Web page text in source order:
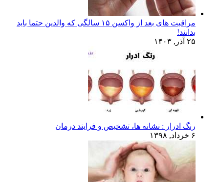
مراقبت های بعد از واکسن ۱۵ سالگی که والدین حتما باید
بدانند!
۲۵ آذر, ۱۴۰۳
رنگ ادرار : نشانه ها، تشخیص و فرایند درمان
۶ خرداد, ۱۳۹۸